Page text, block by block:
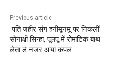
Previous article
पति जहीर संग हनीमूनमू पर निकलीं
सोनाक्षी सिन्हा, पूलपू में रोमांटिक बाथ
लेता ले नजर आया कपल